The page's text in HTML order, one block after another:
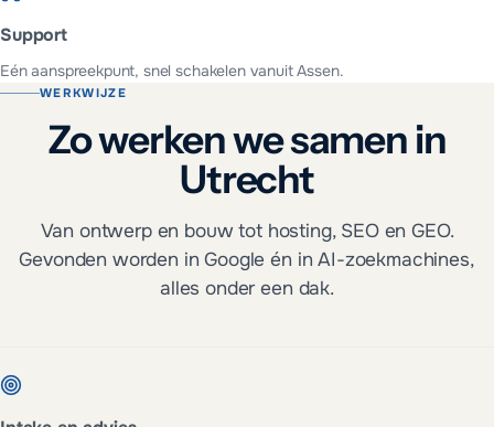
Support
Eén aanspreekpunt, snel schakelen vanuit Assen.
WERKWIJZE
Zo werken we samen in
Utrecht
Van ontwerp en bouw tot hosting, SEO en GEO.
Gevonden worden in Google én in AI-zoekmachines,
alles onder een dak.